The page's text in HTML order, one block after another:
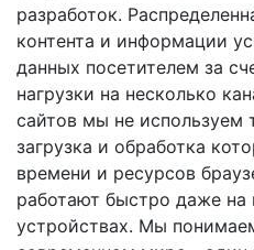
разработок.
контента и информации
данных посетителем за
нагрузки на несколько
сайтов мы не используем
загрузка и обработка
времени и ресурсов
работают быстро даже
устройствах. Мы